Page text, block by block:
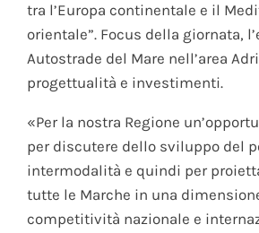
tra l’Europa continentale e il
orientale”. Focus della giornata,
Autostrade del Mare nell’area
progettualità e investimenti.
«Per la nostra Regione
per discutere dello sviluppo del
intermodalità e quindi per
tutte le Marche in una
competitività nazionale e